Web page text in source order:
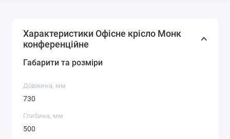
Характеристики Офісне крісло Монк
конференційне
Габарити та розміри
Довжина, мм
730
Глибина, мм
500